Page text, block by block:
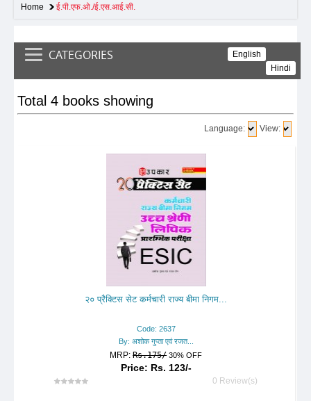
Home ई.पी.एफ.ओ./ई.एस.आई.सी.
CATEGORIES
English
Hindi
Total 4 books showing
Language: View:
२० प्रैक्टिस सेट कर्मचारी राज्य बीमा निगम...
Code: 2637
By: अशोक गुप्ता एवं रजत...
MRP:Rs.175/ 30% OFF
Price: Rs. 123/-
0 Review(s)